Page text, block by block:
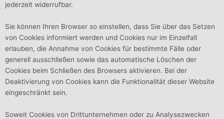
jederzeit widerrufbar.
Sie können Ihren Browser so einstellen, dass Sie über das Setzen
von Cookies informiert werden und Cookies nur im Einzelfall
erlauben, die Annahme von Cookies für bestimmte Fälle oder
generell ausschließen sowie das automatische Löschen der
Cookies beim Schließen des Browsers aktivieren. Bei der
Deaktivierung von Cookies kann die Funktionalität dieser Website
eingeschränkt sein.
Soweit Cookies von Drittunternehmen oder zu Analysezwecken